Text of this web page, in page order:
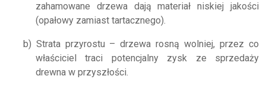
zahamowane drzewa dają materiał niskiej jakości
(opałowy zamiast tartacznego).
b) Strata przyrostu – drzewa rosną wolniej, przez co
właściciel traci potencjalny zysk ze sprzedaży
drewna w przyszłości.